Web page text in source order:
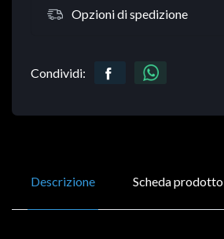
Opzioni di spedizione
Condividi:
Descrizione Scheda prodotto